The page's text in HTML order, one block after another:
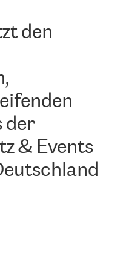
den
der
& Events